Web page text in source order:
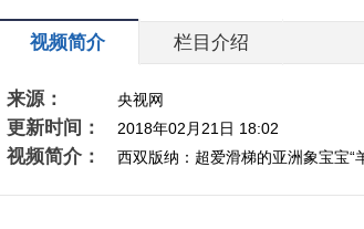
视频简介 栏目介绍
来源： 央视网
更新时间： 2018年02月21日 18:02
视频简介： 西双版纳：超爱滑梯的亚洲象宝宝“